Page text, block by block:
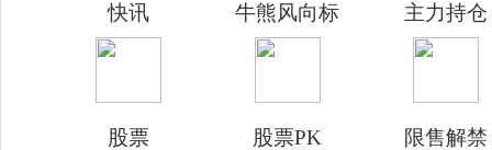
快讯 牛熊风向标 主力持仓
股票 股票PK 限售解禁